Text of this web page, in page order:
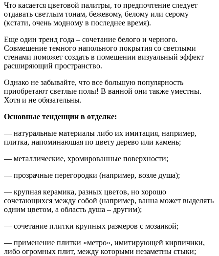
Что касается цветовой палитры, то предпочтение следует
отдавать светлым тонам, бежевому, белому или серому
(кстати, очень модному в последнее время).
Еще один тренд года – сочетание белого и черного.
Совмещение темного напольного покрытия со светлыми
стенами поможет создать в помещении визуальный эффект
расширяющий пространство.
Однако не забывайте, что все большую популярность
приобретают светлые полы! В ванной они также уместны.
Хотя и не обязательны.
Основные тенденции в отделке:
— натуральные материалы либо их имитация, например,
плитка, напоминающая по цвету дерево или камень;
— металлические, хромированные поверхности;
— прозрачные перегородки (например, возле душа);
— крупная керамика, разных цветов, но хорошо
сочетающихся между собой (например, ванна может выделять
одним цветом, а область душа – другим);
— сочетание плитки крупных размеров с мозаикой;
— применение плитки «метро», имитирующей кирпичики,
либо огромных плит, между которыми незаметны стыки;